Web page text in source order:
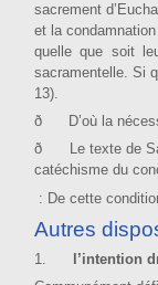
sacrement
et la
quelle que soit
sacramentelle. Si
13).
ð D’où la
ð Le texte de
catéchisme du
: De cette
Autres
1. l’intention